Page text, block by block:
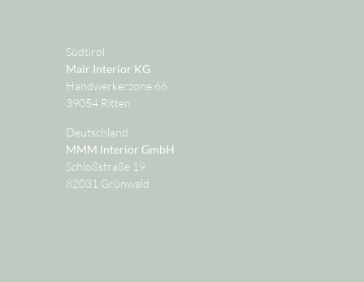
Südtirol
Mair Interior KG
Handwerkerzone 66
39054 Ritten
Deutschland
MMM Interior GmbH
Schloßstraße 19
82031 Grünwald